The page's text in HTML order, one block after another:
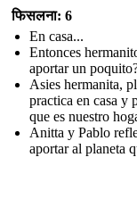
फिसलना: 6
En casa...
Entonces
aportar un
Asies hermanita,
practica en casa y
que es nuestro
Anitta y Pablo
aportar al planeta